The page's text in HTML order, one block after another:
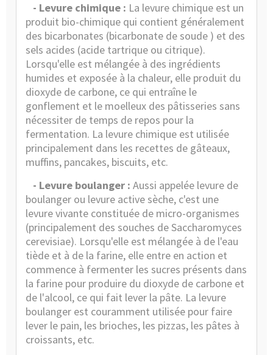
- Levure chimique : La levure chimique est un
produit bio-chimique qui contient généralement
des bicarbonates (bicarbonate de soude ) et des
sels acides (acide tartrique ou citrique).
Lorsqu'elle est mélangée à des ingrédients
humides et exposée à la chaleur, elle produit du
dioxyde de carbone, ce qui entraîne le
gonflement et le moelleux des pâtisseries sans
nécessiter de temps de repos pour la
fermentation. La levure chimique est utilisée
principalement dans les recettes de gâteaux,
muffins, pancakes, biscuits, etc.
- Levure boulanger : Aussi appelée levure de
boulanger ou levure active sèche, c'est une
levure vivante constituée de micro-organismes
(principalement des souches de Saccharomyces
cerevisiae). Lorsqu'elle est mélangée à de l'eau
tiède et à de la farine, elle entre en action et
commence à fermenter les sucres présents dans
la farine pour produire du dioxyde de carbone et
de l'alcool, ce qui fait lever la pâte. La levure
boulanger est couramment utilisée pour faire
lever le pain, les brioches, les pizzas, les pâtes à
croissants, etc.